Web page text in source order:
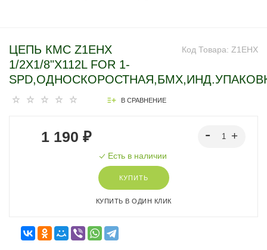
Код Товара: Z1EHX
ЦЕПЬ КМС Z1EHX
1/2X1/8"X112L FOR 1-
В СРАВНЕНИЕ
1 190 ₽
Есть в наличии
КУПИТЬ
КУПИТЬ В ОДИН КЛИК